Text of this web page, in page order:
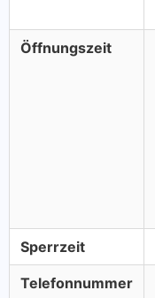
Öffnungszeit
Sperrzeit
Telefonnummer